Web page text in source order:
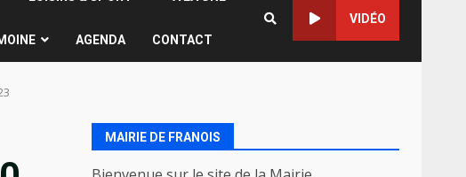
AGENDA CONTACT
VIDÉO
MAIRIE DE FRANOIS